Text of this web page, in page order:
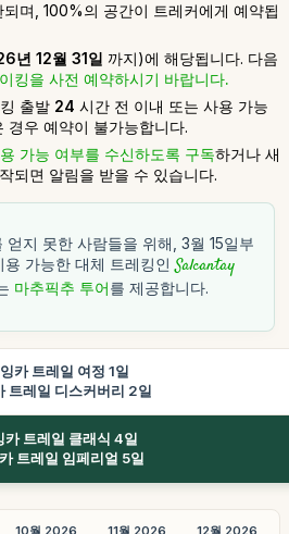
되며, 100%의 공간이 트레커에게 예약됩
년 12월 31일 까지)에 해당됩니다. 다음
킹을 사전 예약하시기 바랍니다.
출발 24 시간 전 이내 또는 사용 가능
경우 예약이 불가능합니다.
가능 여부를 수신하도록 구독하거나 새
되면 알림을 받을 수 있습니다.
얻지 못한 사람들을 위해, 3월 15일부
용 가능한 대체 트레킹인 Salcantay
마추픽추 투어를 제공합니다.
잉카 트레일 여정 1일
트레일 디스커버리 2일
카 트레일 클래식 4일
트레일 임페리얼 5일
10월 2026 11월 2026 12월 2026